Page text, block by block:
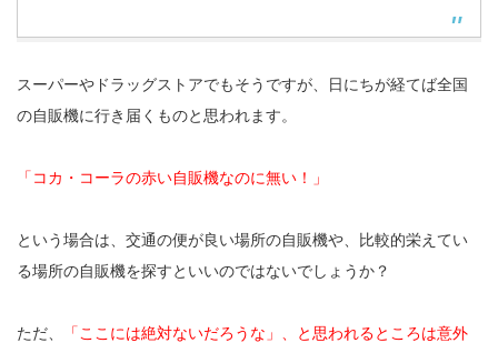
スーパーやドラッグストアでもそうですが、日にちが経てば全国
の自販機に行き届くものと思われます。
「コカ・コーラの赤い自販機なのに無い！」
という場合は、交通の便が良い場所の自販機や、比較的栄えてい
る場所の自販機を探すといいのではないでしょうか？
ただ、
「ここには絶対ないだろうな」、と思われるところは意外